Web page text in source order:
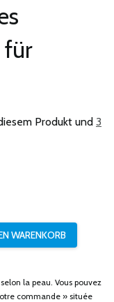
für
Produkt und 3
la peau. Vous pouvez
commande » située